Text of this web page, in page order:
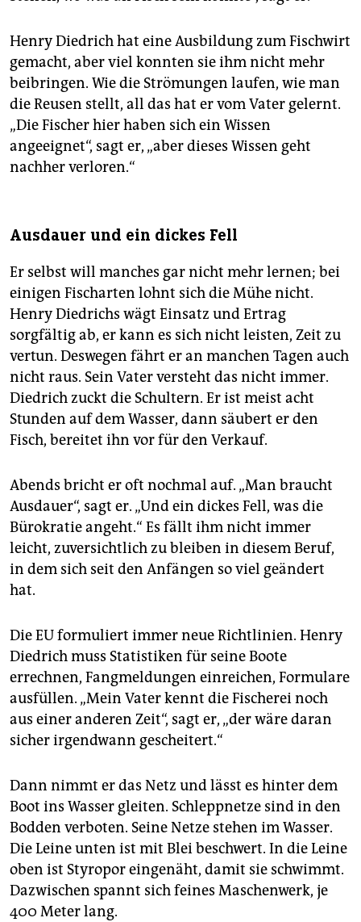
Henry Diedrich hat eine Ausbildung zum Fischwirt
gemacht, aber viel konnten sie ihm nicht mehr
beibringen. Wie die Strömungen laufen, wie man
die Reusen stellt, all das hat er vom Vater gelernt.
„Die Fischer hier haben sich ein Wissen
angeeignet“, sagt er, „aber dieses Wissen geht
nachher verloren.“
Ausdauer und ein dickes Fell
Er selbst will manches gar nicht mehr lernen; bei
einigen Fischarten lohnt sich die Mühe nicht.
Henry Diedrichs wägt Einsatz und Ertrag
sorgfältig ab, er kann es sich nicht leisten, Zeit zu
vertun. Deswegen fährt er an manchen Tagen auch
nicht raus. Sein Vater versteht das nicht immer.
Diedrich zuckt die Schultern. Er ist meist acht
Stunden auf dem Wasser, dann säubert er den
Fisch, bereitet ihn vor für den Verkauf.
Abends bricht er oft nochmal auf. „Man braucht
Ausdauer“, sagt er. „Und ein dickes Fell, was die
Bürokratie angeht.“ Es fällt ihm nicht immer
leicht, zuversichtlich zu bleiben in diesem Beruf,
in dem sich seit den Anfängen so viel geändert
hat.
Die EU formuliert immer neue Richtlinien. Henry
Diedrich muss Statistiken für seine Boote
errechnen, Fangmeldungen einreichen, Formulare
ausfüllen. „Mein Vater kennt die Fischerei noch
aus einer anderen Zeit“, sagt er, „der wäre daran
sicher irgendwann gescheitert.“
Dann nimmt er das Netz und lässt es hinter dem
Boot ins Wasser gleiten. Schleppnetze sind in den
Bodden verboten. Seine Netze stehen im Wasser.
Die Leine unten ist mit Blei beschwert. In die Leine
oben ist Styropor eingenäht, damit sie schwimmt.
Dazwischen spannt sich feines Maschenwerk, je
400 Meter lang.